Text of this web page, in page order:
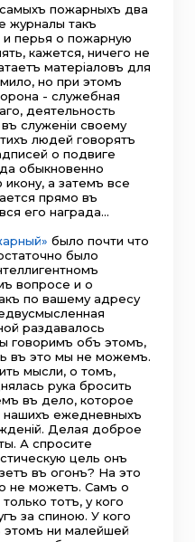
пожарныхъ два
журналы такъ
перья о пожарную
кажется, ничего не
матерiаловъ для
но при этомъ
- служебная
деятельность
служенiи своему
людей говорятъ
о подвиге
обыкновенно
а затемъ все
прямо въ
его награда…
было почти что
было
вопросе и о
по вашему адресу
раздавалось
говоримъ объ этомъ,
въ это мы не можемъ.
мысли, о томъ,
рука бросить
въ дело, которое
нашихъ ежедневныхъ
Делая доброе
А спросите
цель онъ
въ огонъ? На это
не можетъ. Самъ о
тотъ, у кого
за спиною. У кого
этомъ ни малейшей